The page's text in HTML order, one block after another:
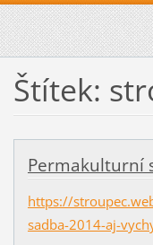
Štítek:
Permakulturní
https://
sadba-2014-aj-